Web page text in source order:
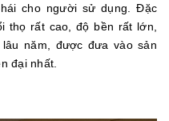
cho người sử dụng. Đặc
thọ rất cao, độ bền rất lớn,
năm, được đưa vào sản
đại nhất.